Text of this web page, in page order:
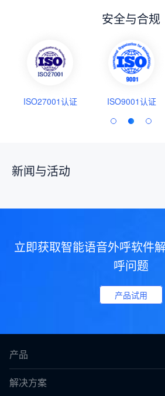
安全与合规
ISO27001认证 ISO9001认证
新闻与活动
立即获取智能语音外呼软件
呼问题
产品试用
产品
解决方案